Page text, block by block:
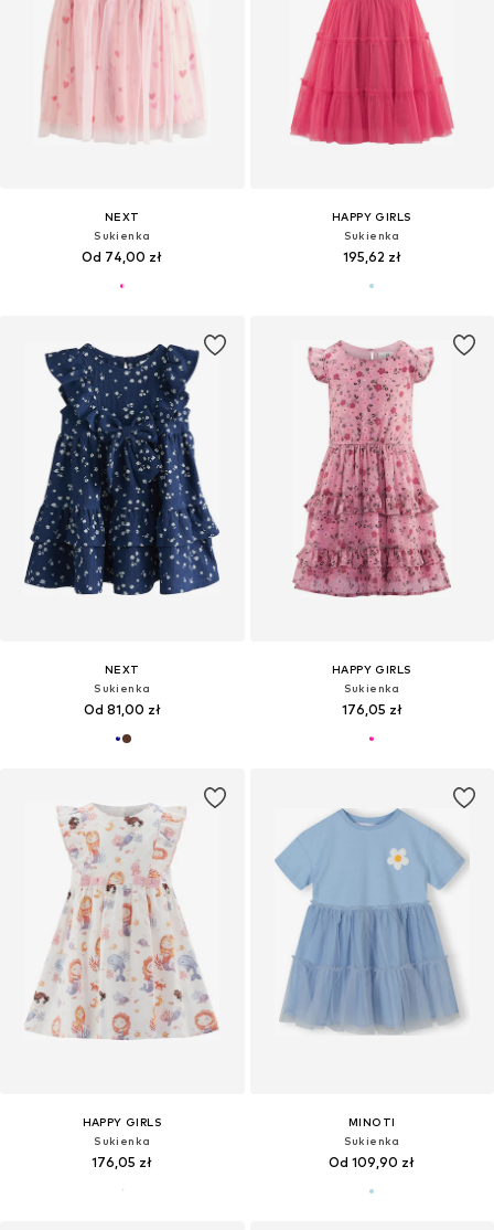
NEXT
Sukienka
Od 74,00 zł
HAPPY GIRLS
Sukienka
195,62 zł
NEXT
Sukienka
Od 81,00 zł
HAPPY GIRLS
Sukienka
176,05 zł
HAPPY GIRLS
Sukienka
176,05 zł
MINOTI
Sukienka
Od 109,90 zł